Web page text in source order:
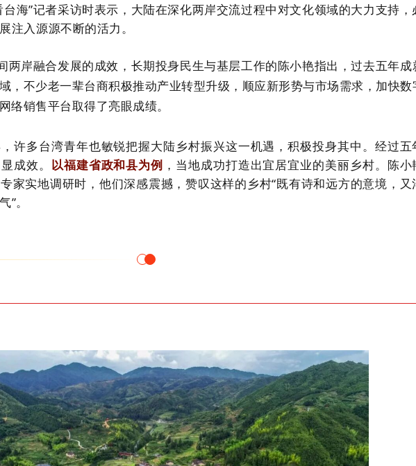
海”记者采访时表示，大陆在深化两岸交流过程中对文化领域的大力支持，
注入源源不断的活力。
岸融合发展的成效，长期投身民生与基层工作的陈小艳指出，过去五年成
，不少老一辈台商积极推动产业转型升级，顺应新形势与市场需求，加快数
络销售平台取得了亮眼成绩。
许多台湾青年也敏锐把握大陆乡村振兴这一机遇，积极投身其中。 经过五
成效。 以福建省政和县为例 ，当地成功打造出宜居宜业的美丽乡村。陈小
家实地调研时，他们深感震撼，赞叹这样的乡村“既有诗和远方的意境，又
。